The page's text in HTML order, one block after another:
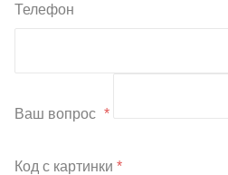
Телефон
Ваш вопрос *
Код с картинки *